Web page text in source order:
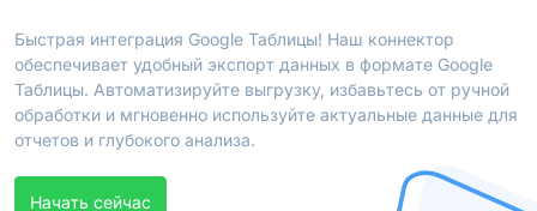
Быстрая интеграция Google Таблицы! Наш коннектор
обеспечивает удобный экспорт данных в формате Google
Таблицы. Автоматизируйте выгрузку, избавьтесь от ручной
обработки и мгновенно используйте актуальные данные для
отчетов и глубокого анализа.
Начать сейчас